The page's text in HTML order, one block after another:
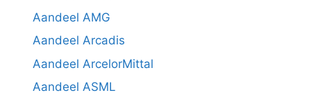
Aandeel AMG
Aandeel Arcadis
Aandeel ArcelorMittal
Aandeel ASML